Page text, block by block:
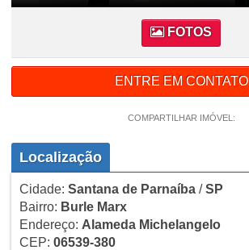
FOTOS
ENTRE EM CONTATO
COMPARTILHAR IMÓVEL:
Localização
Cidade: Santana de Parnaíba/SP
Bairro: Burle Marx
Endereço: Alameda Michelangelo
CEP: 06539-380